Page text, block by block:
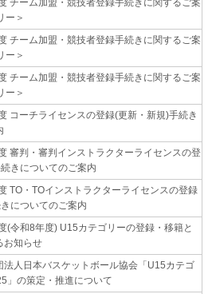
ー＞
チーム加盟・競技者登録手続きに関するご案
ー＞
チーム加盟・競技者登録手続きに関するご案
ー＞
コーチライセンスの登録(更新・新規)手続き
審判・審判インストラクターライセンスの登
きについてのご案内
TO・TOインストラクターライセンスの登録
についてのご案内
(令和8年度) U15カテゴリーの登録・移籍と
お知らせ
法人日本バスケットボール協会「U15カテゴ
」の策定・推進について